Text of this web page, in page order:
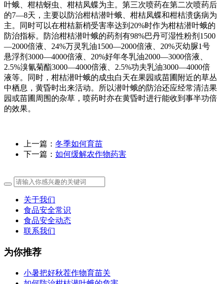
叶蛾、柑桔蚜虫、柑桔凤蝶为主。第三次喷药在第二次喷药后
的7—8天，主要以防治柑桔潜叶蛾、柑桔凤蝶和柑桔溃疡病为
主。同时可以在柑桔新梢受害率达到20%时作为柑桔潜叶蛾的
防治指标。防治柑桔潜叶蛾的药剂有98%巴丹可湿性粉剂1500
—2000倍液、24%万灵乳油1500—2000倍液、20%灭幼脲1号
悬浮剂3000—4000倍液、20%好年冬乳油2000—3000倍液、
2.5%溴氰菊酯3000—4000倍液、2.5%功夫乳油3000—4000倍
液等。同时，柑桔潜叶蛾的成虫白天在果园或苗圃附近的草丛
中栖息，黄昏时出来活动。所以潜叶蛾的防治还应经常清洁果
园或苗圃周围的杂草，喷药时亦在黄昏时进行能收到事半功倍
的效果。
上一篇： 冬季如何育苗
下一篇： 如何缓解农作物药害
关于我们
食品安全常识
食品安全动态
联系我们
为你推荐
小暑把好秋茬作物育苗关